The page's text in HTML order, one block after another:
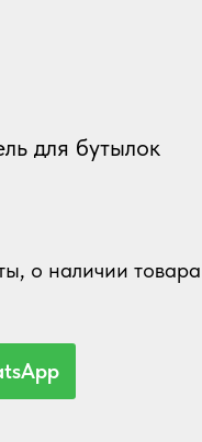
для бутылок
о наличии